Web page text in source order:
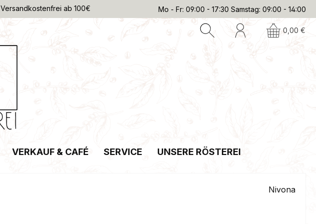
Versandkostenfrei ab 100€ Mo - Fr: 09:00 - 17:30 Samstag: 09:00 - 14:00
0,00 €
VERKAUF & CAFÉ SERVICE UNSERE RÖSTEREI
Nivona